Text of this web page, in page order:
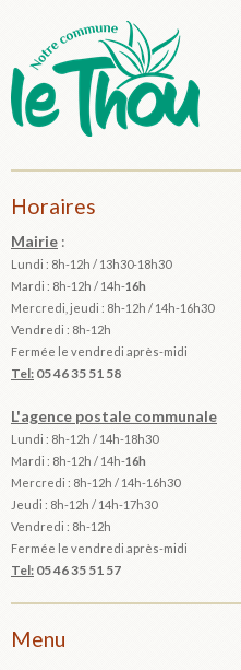
Horaires
Mairie :
Lundi : 8h-12h / 13h30-18h30
Mardi : 8h-12h / 14h-16h
Mercredi, jeudi : 8h-12h / 14h-16h30
Vendredi : 8h-12h
Fermée le vendredi après-midi
Tel: 05 46 35 51 58
L'agence postale communale
Lundi : 8h-12h / 14h-18h30
Mardi : 8h-12h / 14h-16h
Mercredi : 8h-12h / 14h-16h30
Jeudi : 8h-12h / 14h-17h30
Vendredi : 8h-12h
Fermée le vendredi après-midi
Tel: 05 46 35 51 57
Menu